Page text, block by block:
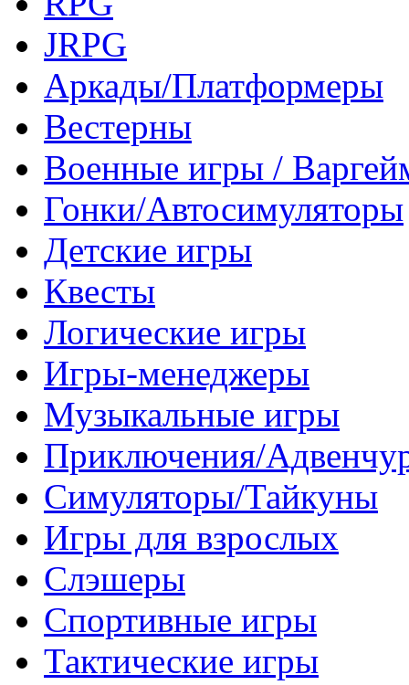
JRPG
Аркады/Платформеры
Вестерны
Военные игры /
Гонки/Автосимуляторы
Детские игры
Квесты
Логические игры
Игры-менеджеры
Музыкальные игры
Приключения/
Симуляторы/Тайкуны
Игры для взрослых
Слэшеры
Спортивные игры
Тактические игры